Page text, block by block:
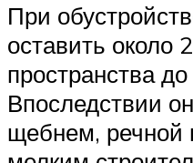
При
оставить около
пространства до
Впоследствии
щебнем, речной